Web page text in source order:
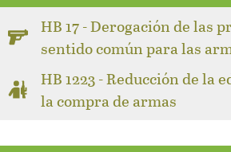
HB 17 - Derogación de las
sentido común para las
HB 1223 - Reducción de la
la compra de armas